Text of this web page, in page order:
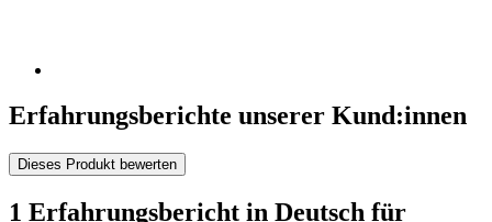
Erfahrungsberichte unserer Kund:innen
Dieses Produkt bewerten
1 Erfahrungsbericht in Deutsch für